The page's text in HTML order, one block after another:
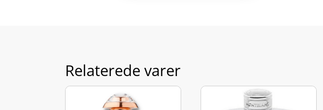
Relaterede varer